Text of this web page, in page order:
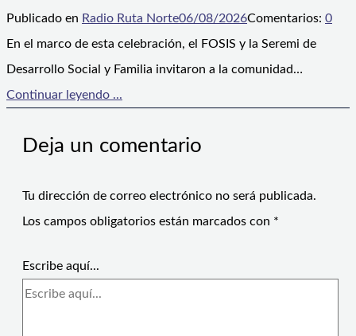
Publicado en Radio Ruta Norte06/08/2026Comentarios: 0
En el marco de esta celebración, el FOSIS y la Seremi de
Desarrollo Social y Familia invitaron a la comunidad…
Continuar leyendo ...
Deja un comentario
Tu dirección de correo electrónico no será publicada.
Los campos obligatorios están marcados con *
Escribe aquí...